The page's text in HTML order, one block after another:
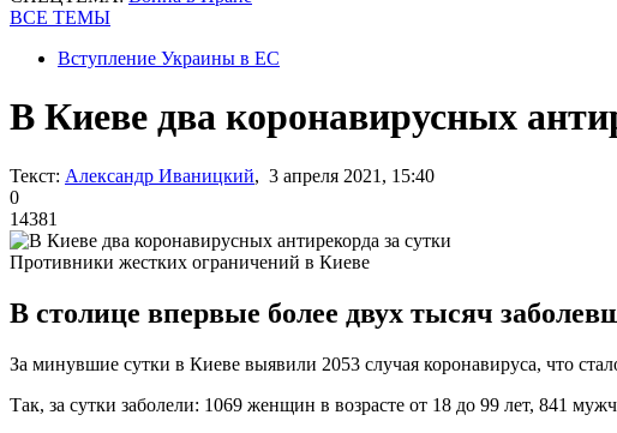
ВСЕ ТЕМЫ
Вступление Украины в ЕС
В Киеве два коронавирусных
Текст: Александр Иваницкий, 3 апреля 2021, 15:40
0
14381
Противники жестких ограничений в Киеве
В столице впервые более двух тысяч
За минувшие сутки в Киеве выявили 2053 случая коронавируса, что
Так, за сутки заболели: 1069 женщин в возрасте от 18 до 99 лет, 841